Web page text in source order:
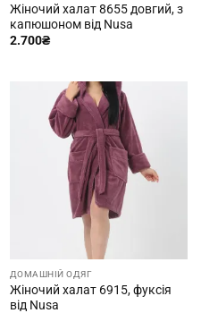
Жіночий халат 8655 довгий, з
капюшоном від Nusa
2.700₴
ДОМАШНІЙ ОДЯГ
Жіночий халат 6915, фуксія
від Nusa